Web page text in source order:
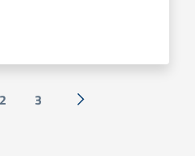
2 3 Successiva »